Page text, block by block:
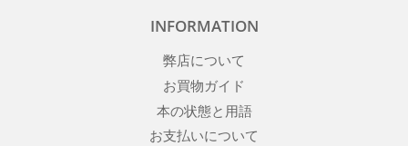
INFORMATION
弊店について
お買物ガイド
本の状態と用語
お支払いについて